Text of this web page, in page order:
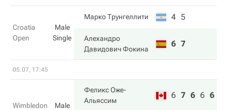
Croatia
Open
Male
Single
Марко Трунгеллити 4 5
Алехандро
Давидович Фокина
6 7
05.07, 17:45
Wimbledon
Male
Феликс Оже-
Альяссим
6 7 6 6 6